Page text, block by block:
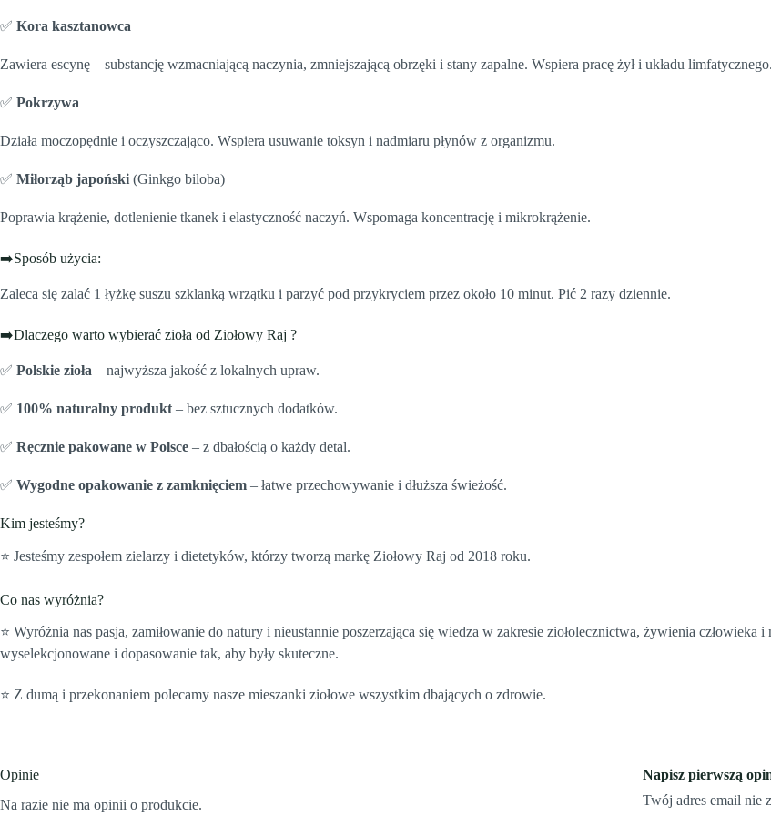
✅ Kora kasztanowca
Zawiera escynę – substancję wzmacniającą naczynia, zmniejszającą obrzęki i stany zapalne. Wspiera pracę żył i układu limfatycznego.
✅ Pokrzywa
Działa moczopędnie i oczyszczająco. Wspiera usuwanie toksyn i nadmiaru płynów z organizmu.
✅ Miłorząb japoński (Ginkgo biloba)
Poprawia krążenie, dotlenienie tkanek i elastyczność naczyń. Wspomaga koncentrację i mikrokrążenie.
➡️Sposób użycia:
Zaleca się zalać 1 łyżkę suszu szklanką wrzątku i parzyć pod przykryciem przez około 10 minut. Pić 2 razy dziennie.
➡️Dlaczego warto wybierać zioła od Ziołowy Raj ?
✅ Polskie zioła – najwyższa jakość z lokalnych upraw.
✅ 100% naturalny produkt – bez sztucznych dodatków.
✅ Ręcznie pakowane w Polsce – z dbałością o każdy detal.
✅ Wygodne opakowanie z zamknięciem – łatwe przechowywanie i dłuższa świeżość.
Kim jesteśmy?
⭐️ Jesteśmy zespołem zielarzy i dietetyków, którzy tworzą markę Ziołowy Raj od 2018 roku.
Co nas wyróżnia?
⭐️ Wyróżnia nas pasja, zamiłowanie do natury i nieustannie poszerzająca się wiedza w zakresie ziołolecznictwa, żywienia człowieka
wyselekcjonowane i dopasowanie tak, aby były skuteczne.
⭐️ Z dumą i przekonaniem polecamy nasze mieszanki ziołowe wszystkim dbających o zdrowie.
Opinie
Na razie nie ma opinii o produkcie.
Napisz pierwszą
Twój adres email nie